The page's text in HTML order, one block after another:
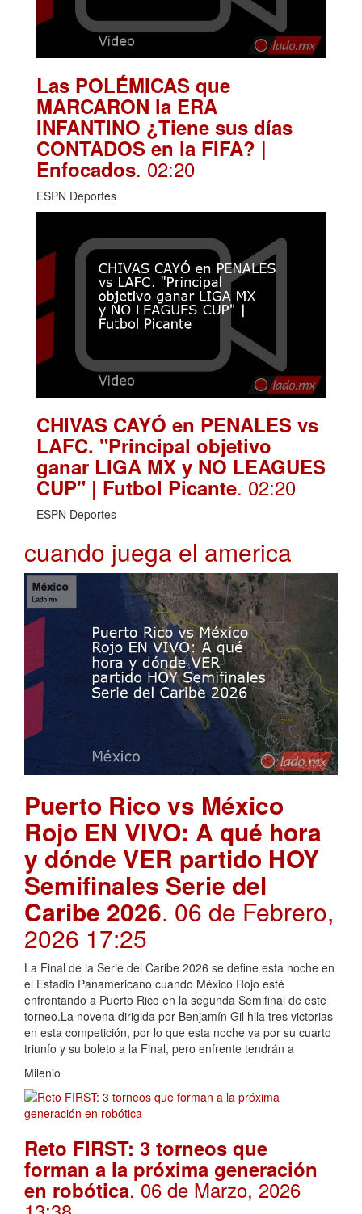
Las POLÉMICAS que
MARCARON la ERA
INFANTINO ¿Tiene sus días
CONTADOS en la FIFA? |
Enfocados. 02:20
ESPN Deportes
CHIVAS CAYÓ en PENALES vs
LAFC. "Principal objetivo
ganar LIGA MX y NO LEAGUES
CUP" | Futbol Picante. 02:20
ESPN Deportes
cuando juega el america
Puerto Rico vs México
Rojo EN VIVO: A qué hora
y dónde VER partido HOY
Semifinales Serie del
Caribe 2026. 06 de Febrero,
2026 17:25
La Final de la Serie del Caribe 2026 se define esta noche en
el Estadio Panamericano cuando México Rojo esté
enfrentando a Puerto Rico en la segunda Semifinal de este
torneo.La novena dirigida por Benjamín Gil hila tres victorias
en esta competición, por lo que esta noche va por su cuarto
triunfo y su boleto a la Final, pero enfrente tendrán a
Milenio
Reto FIRST: 3 torneos que
forman a la próxima generación
en robótica. 06 de Marzo, 2026